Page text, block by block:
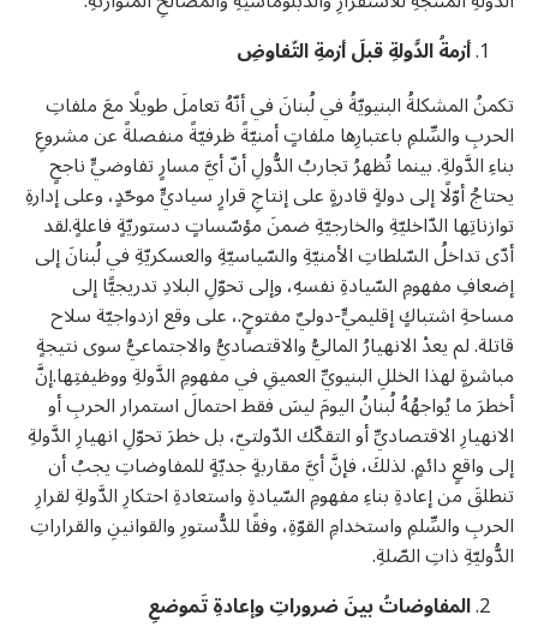
أزمةُ الدَّولةِ قبلَ أزمةِ التّفاوضِ
تكمنُ المشكلةُ البنيويّةُ في لُبنانَ في أنّهُ تعاملَ طويلًا معَ ملفاتِ
الحربِ والسِّلمِ باعتبارِها ملفاتٍ أمنيّةً ظرفيّةً منفصلةً عن مشروعِ
بناءِ الدَّولةِ. بينما تُظهرُ تجاربُ الدُّولِ أنّ أيَّ مسارٍ تفاوضيٍّ ناجحٍ
يحتاجُ أوّلًا إلى دولةٍ قادرةٍ على إنتاجِ قرارٍ سياديٍّ موحّدٍ، وعلى إدارةِ
توازناتِها الدّاخليّةِ والخارجيّةِ ضمنَ مؤسّساتٍ دستوريّةٍ فاعلةٍ.لقد
أدّى تداخلُ السّلطاتِ الأمنيّةِ والسّياسيّةِ والعسكريّةِ في لُبنانَ إلى
إضعافِ مفهومِ السّيادةِ نفسهِ، وإلى تحوّلِ البلادِ تدريجيًّا إلى
مساحةِ اشتباكٍ إقليميٍّ-دوليٌ مفتوحٍ.، على وقع ازدواجيّة سلاح
قاتلة. لم يعدْ الانهيارُ الماليُّ والاقتصاديُّ والاجتماعيُّ سوى نتيجةٍ
مباشرةٍ لهذا الخللِ البنيويِّ العميقِ في مفهومِ الدَّولةِ ووظيفتِها.إنَّ
أخطرَ ما يُواجهُهُ لُبنانُ اليومَ ليسَ فقط احتمالَ استمرار الحربِ أو
الانهيارِ الاقتصاديِّ أو التقكّك الدّولتيّ، بل خطرَ تحوّلِ انهيارِ الدَّولةِ
إلى واقعٍ دائمٍ. لذلكَ، فإنَّ أيَّ مقاربةٍ جديّةٍ للمفاوضاتِ يجبُ أن
تنطلقَ من إعادةِ بناءِ مفهومِ السّيادةِ واستعادةِ احتكارِ الدَّولةِ لقرارِ
الحربِ والسِّلمِ واستخدامِ القوّةِ، وفقًا للدُّستورِ والقوانينِ والقراراتِ
الدُّوليّةِ ذاتِ الصّلةِ.
المفاوضاتُ بينَ ضروراتِ وإعادةِ تَموضعِ